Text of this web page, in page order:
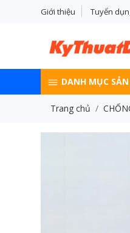
Giới thiệu Tuyển
DANH MỤC
Trang chủ